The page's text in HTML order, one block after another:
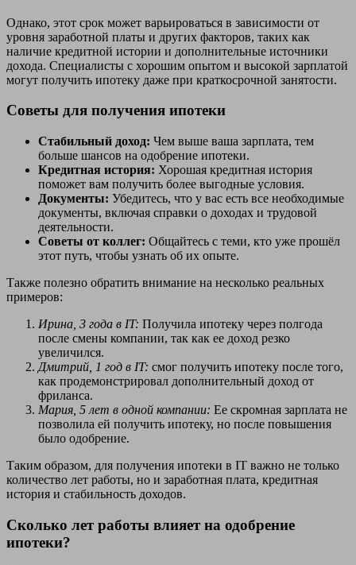
Однако, этот срок может варьироваться в зависимости от
уровня заработной платы и других факторов, таких как
наличие кредитной истории и дополнительные источники
дохода. Специалисты с хорошим опытом и высокой зарплатой
могут получить ипотеку даже при краткосрочной занятости.
Советы для получения ипотеки
Стабильный доход: Чем выше ваша зарплата, тем
больше шансов на одобрение ипотеки.
Кредитная история: Хорошая кредитная история
поможет вам получить более выгодные условия.
Документы: Убедитесь, что у вас есть все необходимые
документы, включая справки о доходах и трудовой
деятельности.
Советы от коллег: Общайтесь с теми, кто уже прошёл
этот путь, чтобы узнать об их опыте.
Также полезно обратить внимание на несколько реальных
примеров:
Ирина, 3 года в IT: Получила ипотеку через полгода
после смены компании, так как ее доход резко
увеличился.
Дмитрий, 1 год в IT: смог получить ипотеку после того,
как продемонстрировал дополнительный доход от
фриланса.
Мария, 5 лет в одной компании: Ее скромная зарплата не
позволила ей получить ипотеку, но после повышения
было одобрение.
Таким образом, для получения ипотеки в IT важно не только
количество лет работы, но и заработная плата, кредитная
история и стабильность доходов.
Сколько лет работы влияет на одобрение
ипотеки?